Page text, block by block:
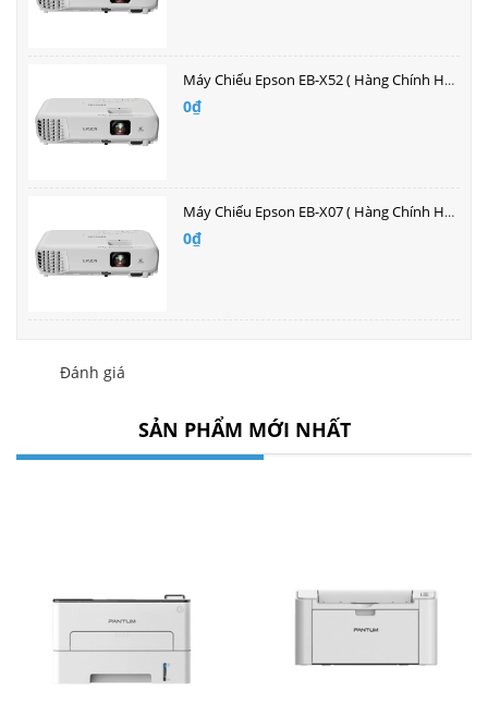
Máy Chiếu Epson EB-X52 ( Hàng Chính Hãng )| Bán buôn giá tốt nhất
0₫
Máy Chiếu Epson EB-X07 ( Hàng Chính Hãng )| Bán buôn giá tốt nhất
0₫
Đánh giá
SẢN PHẨM MỚI NHẤT